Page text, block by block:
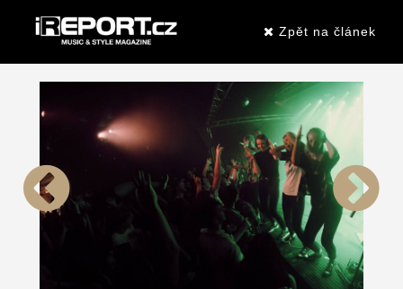
Zpět na článek